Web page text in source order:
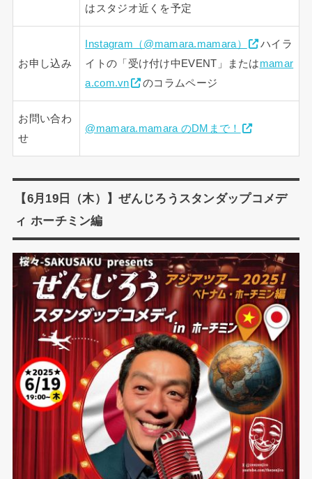
はスタジオ近くを予定
お申し込み
Instagram（@mamara.mamara）
ハイラ
イトの「受け付け中EVENT」またはmamar
a.com.vn
のコラムページ
お問い合わ
せ
@mamara.mamara のDMまで！
【6月19日（木）】ぜんじろうスタンダップコメデ
ィ ホーチミン編